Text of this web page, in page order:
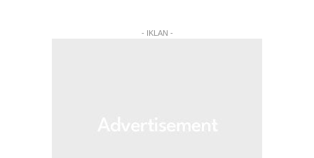
- IKLAN -